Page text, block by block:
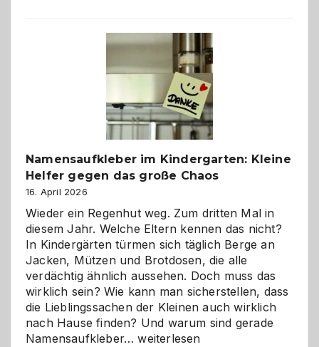
wann
ist
eine
Hundepension
die
richtige
Namensaufkleber im Kindergarten: Kleine
Helfer gegen das große Chaos
16. April 2026
Wieder ein Regenhut weg. Zum dritten Mal in
diesem Jahr. Welche Eltern kennen das nicht?
In Kindergärten türmen sich täglich Berge an
Jacken, Mützen und Brotdosen, die alle
verdächtig ähnlich aussehen. Doch muss das
wirklich sein? Wie kann man sicherstellen, dass
die Lieblingssachen der Kleinen auch wirklich
nach Hause finden? Und warum sind gerade
Namensaufkleber…Namensaufkleber
weiterlesen